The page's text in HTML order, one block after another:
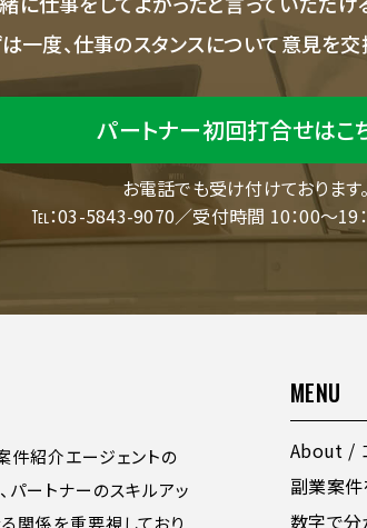
一度、仕事のスタンスについて意見を交
パートナー初回打合せはこ
お電話でも受け付けております。
℡：03-5843-9070／受付時間 10：00～19：
件紹介エージェントの
パートナーのスキルアッ
関係を重要視しており
MENU
About
副業案件
数字で分